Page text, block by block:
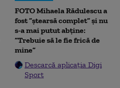
FOTO Mihaela Rădulescu a
fost ”ștearsă complet” și nu
s-a mai putut abține:
”Trebuie să le fie frică de
mine”
Descarcă aplicația Digi
Sport